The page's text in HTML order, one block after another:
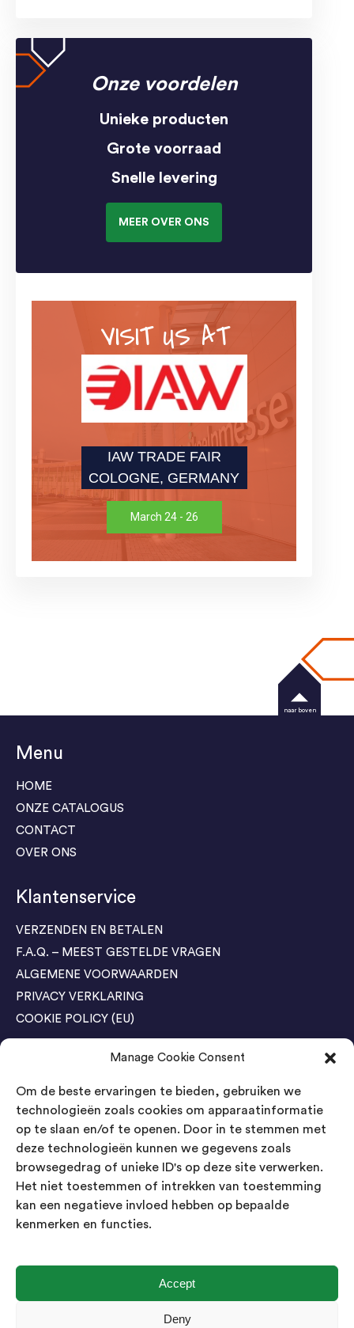
Manage Cookie Consent
Om de beste ervaringen te bieden, gebruiken we
technologieën zoals cookies om apparaatinformatie
op te slaan en/of te openen. Door in te stemmen met
deze technologieën kunnen we gegevens zoals
browsegedrag of unieke ID's op deze site verwerken.
Het niet toestemmen of intrekken van toestemming
kan een negatieve invloed hebben op bepaalde
kenmerken en functies.
Accept
Deny
Onze voordelen
Unieke producten
Grote voorraad
Snelle levering
MEER OVER ONS
VISIT US AT
IAW TRADE FAIR
COLOGNE, GERMANY
March 24 - 26
Menu
HOME
ONZE CATALOGUS
CONTACT
OVER ONS
Klantenservice
VERZENDEN EN BETALEN
F.A.Q. – MEEST GESTELDE VRAGEN
ALGEMENE VOORWAARDEN
PRIVACY VERKLARING
COOKIE POLICY (EU)
Agenda Trade Shows
04-05 November / SVG FAIR Winterswijk
Bestel GRATIS kaarten
24-26 March / IAW Trade Fair - Cologne
Bestel GRATIS kaarten
Contact
Showroom geopend op afspraak
naar boven